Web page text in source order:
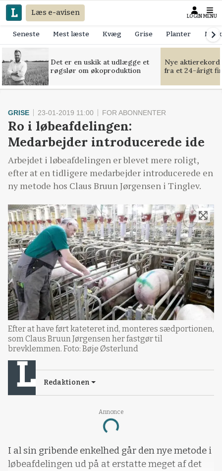
Læs e-avisen LOGIN MENU
Seneste Mest læste Kvæg Grise Planter
Det er en uskik at udlægge et
røgslør om økoproduktion
Nye
fra et 24-årigt
Annonce
Loading...
GRISE 23-01-2019 11:00 FOR ABONNENTER
Ro i løbeafdelingen:
Medarbejder introducerede ide
Arbejdet i løbeafdelingen er blevet mere roligt,
efter at en tidligere medarbejder introducerede en
ny metode hos Claus Bruun Jørgensen i Tinglev.
Efter at have ført kateteret ind, monteres sædportionen,
som Claus Bruun Jørgensen her fastgør til
brevklemmen. Foto: Bøje Østerlund
Redaktionen
I al sin gribende enkelhed går den nye metode i
løbeafdelingen ud på at erstatte meget af det